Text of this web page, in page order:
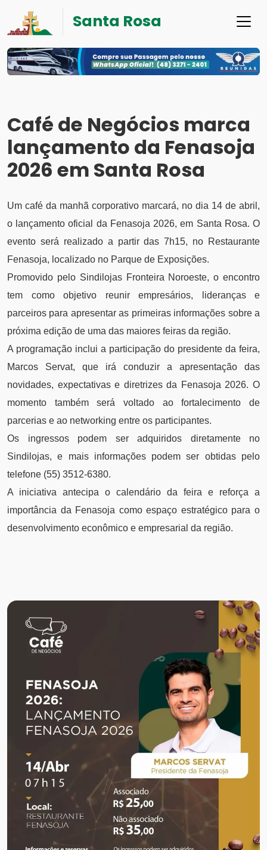
Santa Rosa
Café de Negócios marca
lançamento da Fenasoja
2026 em Santa Rosa
Um café da manhã corporativo marcará, no dia 14 de abril,
o lançamento oficial da Fenasoja 2026, em Santa Rosa. O
evento será realizado a partir das 7h15, no Restaurante
Fenasoja, localizado no Parque de Exposições.
Promovido pelo Sindilojas Fronteira Noroeste, o encontro
tem como objetivo reunir empresários, lideranças e
parceiros para apresentar as primeiras informações sobre a
próxima edição de uma das maiores feiras da região.
A programação inclui a participação do presidente da feira,
Marcos Servat, que irá conduzir a apresentação das
novidades, expectativas e diretrizes da Fenasoja 2026. O
momento também será voltado ao fortalecimento de
parcerias e ao networking entre os participantes.
Os ingressos podem ser adquiridos diretamente no
Sindilojas, e mais informações podem ser obtidas pelo
telefone (55) 3512-6380.
A iniciativa antecipa o calendário da feira e reforça a
importância da Fenasoja como espaço estratégico para o
desenvolvimento econômico e empresarial da região.